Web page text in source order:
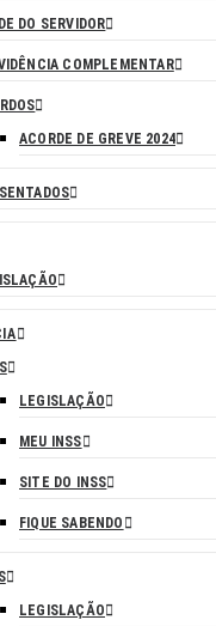
DO SERVIDOR
COMPLEMENTAR
ACORDE DE GREVE 2024
LEGISLAÇÃO
MEU INSS
SITE DO INSS
FIQUE SABENDO
LEGISLAÇÃO